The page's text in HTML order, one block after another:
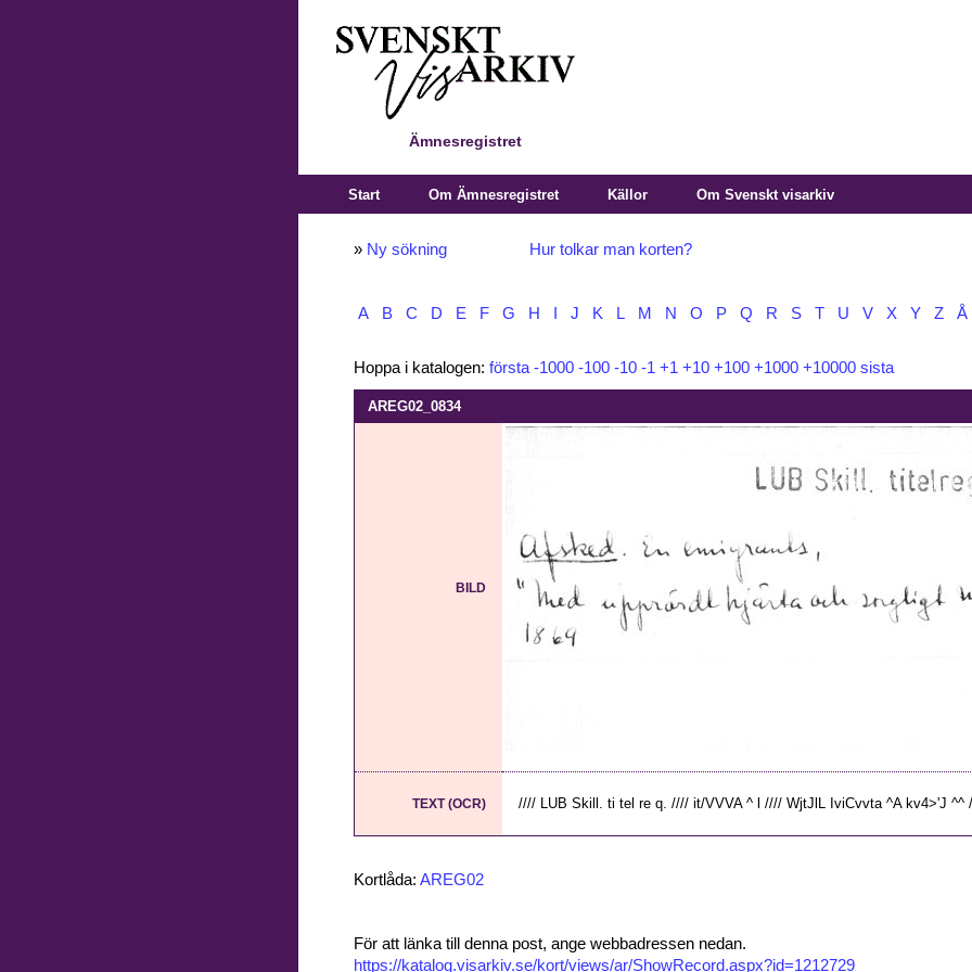
Ämnesregistret
Start Om Ämnesregistret Källor Om Svenskt visarkiv
» Ny sökning Hur tolkar man korten?
A B C D E F G H J K L M N O P Q R S T U V X Y Z Å
Hoppa i katalogen: första -1000 -100 -10 -1 +1 +10 +100 +1000 +10000 sista
AREG02_0834
BILD
TEXT (OCR) //// LUB Skill. ti tel re q. //// it/VVVA ^ l //// WjtJlL IviCvvta ^A kv4>'J ^^
Kortlåda: AREG02
För att länka till denna post, ange webbadressen nedan.
https://katalog.visarkiv.se/kort/views/ar/ShowRecord.aspx?id=1212729